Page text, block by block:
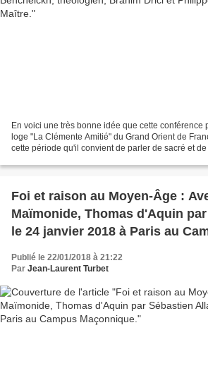
En voici une très bonne idée que cette conférence
loge "La Clémente Amitié" du Grand Orient de
cette période qu'il convient de parler de sacré et
Foi et raison au Moyen-Âge :
Maïmonide, Thomas d'Aquin
le 24 janvier 2018 à Paris au
Publié le 22/01/2018 à 21:22
Par Jean-Laurent Turbet